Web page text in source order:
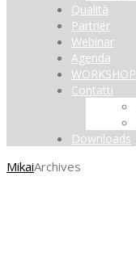
Qualità
Partner
Webinar
Agenda
WORKSHOP
Contatti
Downloads
MikaiArchives